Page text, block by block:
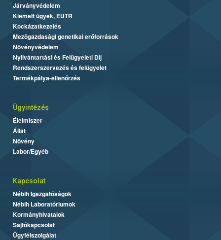
Járványvédelem
Kiemelt ügyek, EUTR
Kockázatkezelés
Mezőgazdasági genetikai erőforrások
Növényvédelem
Nyilvántartási és Felügyeleti Díj
Rendszerszervezés és felügyelet
Termékpálya-ellenőrzés
Ügyintézés
Élelmiszer
Állat
Növény
Labor/Egyéb
Kapcsolat
Nébih Igazgatóságok
Nébih Laboratóriumok
Kormányhivatalok
Sajtókapcsolat
Ügyfélszolgálat